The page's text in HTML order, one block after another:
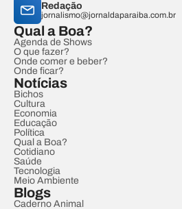
Redação
jornalismo@jornaldaparaiba.com.br
Qual a Boa?
Agenda de Shows
O que fazer?
Onde comer e beber?
Onde ficar?
Notícias
Bichos
Cultura
Economia
Educação
Política
Qual a Boa?
Cotidiano
Saúde
Tecnologia
Meio Ambiente
Blogs
Caderno Animal